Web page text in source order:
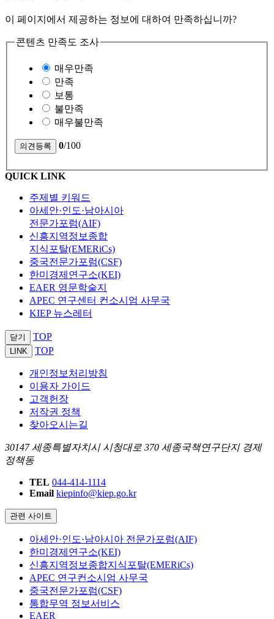
이 페이지에서 제공하는 정보에 대하여 만족하십니까?
콘텐츠 만족도 조사
매우만족
만족
보통
불만족
매우불만족
0/100
QUICK LINK
주제별 키워드
아세안·인도·남아시아
전문가포럼(AIF)
신흥지역정보종합
지식포탈(EMERiCs)
중국전문가포럼(CSF)
한미경제연구소(KEI)
EAER 영문학술지
APEC 연구센터 컨소시엄 사무국
KIEP 뉴스레터
닫기 TOP
LINK TOP
개인정보처리방침
이용자 가이드
고객헌장
저작권 정책
찾아오시는길
30147 세종특별자치시 시청대로 370 세종국책연구단지 경제
정책동
TEL 044-414-1114
Email kiepinfo@kiep.go.kr
관련 사이트
아세안·인도·남아시아 전문가포럼(AIF)
한미경제연구소(KEI)
신흥지역정보종합지식포탈(EMERiCs)
APEC 연구컨소시엄 사무국
중국전문가포럼(CSF)
통합무역 정보서비스
EAER